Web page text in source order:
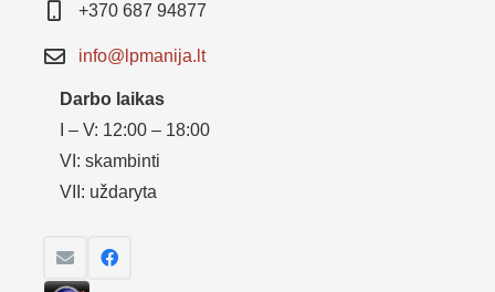
+370 687 94877
info@lpmanija.lt
Darbo laikas
I – V: 12:00 – 18:00
VI: skambinti
VII: uždaryta